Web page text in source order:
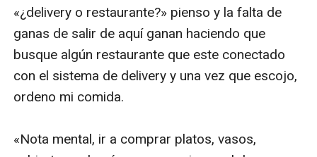
«¿delivery o restaurante?» pienso y la falta de
ganas de salir de aquí ganan haciendo que
busque algún restaurante que este conectado
con el sistema de delivery y una vez que escojo,
ordeno mi comida.
«Nota mental, ir a comprar platos, vasos,